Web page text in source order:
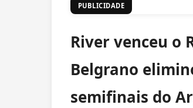
PUBLICIDADE
River venceu o
Belgrano
semifinais do